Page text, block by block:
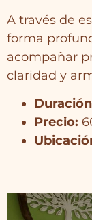
A través de
forma
acompañar
claridad y
Duración
Precio: